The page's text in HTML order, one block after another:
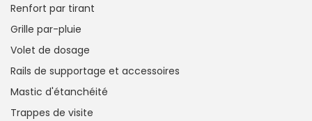
Renfort par tirant
Grille par-pluie
Volet de dosage
Rails de supportage et accessoires
Mastic d'étanchéité
Trappes de visite